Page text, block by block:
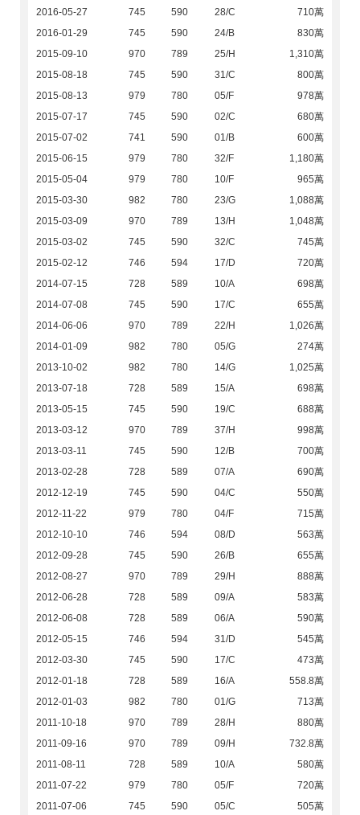
2016-05-27
745 590 28/C
710萬
2016-01-29
745 590 24/B
830萬
2015-09-10
970 789 25/H
1,310萬
2015-08-18
745 590 31/C
800萬
2015-08-13
979 780 05/F
978萬
2015-07-17
745 590 02/C
680萬
2015-07-02
741 590 01/B
600萬
2015-06-15
979 780 32/F
1,180萬
2015-05-04
979 780 10/F
965萬
2015-03-30
982 780 23/G
1,088萬
2015-03-09
970 789 13/H
1,048萬
2015-03-02
745 590 32/C
745萬
2015-02-12
746 594 17/D
720萬
2014-07-15
728 589 10/A
698萬
2014-07-08
745 590 17/C
655萬
2014-06-06
970 789 22/H
1,026萬
2014-01-09
982 780 05/G
274萬
2013-10-02
982 780 14/G
1,025萬
2013-07-18
728 589 15/A
698萬
2013-05-15
745 590 19/C
688萬
2013-03-12
970 789 37/H
998萬
2013-03-11
745 590 12/B
700萬
2013-02-28
728 589 07/A
690萬
2012-12-19
745 590 04/C
550萬
2012-11-22
979 780 04/F
715萬
2012-10-10
746 594 08/D
563萬
2012-09-28
745 590 26/B
655萬
2012-08-27
970 789 29/H
888萬
2012-06-28
728 589 09/A
583萬
2012-06-08
728 589 06/A
590萬
2012-05-15
746 594 31/D
545萬
2012-03-30
745 590 17/C
473萬
2012-01-18
728 589 16/A
558.8萬
2012-01-03
982 780 01/G
713萬
2011-10-18
970 789 28/H
880萬
2011-09-16
970 789 09/H
732.8萬
2011-08-11
728 589 10/A
580萬
2011-07-22
979 780 05/F
720萬
2011-07-06
745 590 05/C
505萬